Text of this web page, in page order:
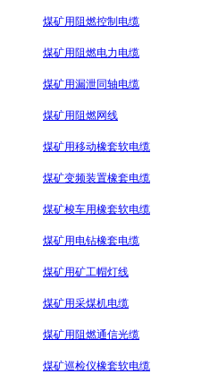
煤矿用阻燃控制电缆
煤矿用阻燃电力电缆
煤矿用漏泄同轴电缆
煤矿用阻燃网线
煤矿用移动橡套软电缆
煤矿变频装置橡套电缆
煤矿梭车用橡套软电缆
煤矿用电钻橡套电缆
煤矿用矿工帽灯线
煤矿用采煤机电缆
煤矿用阻燃通信光缆
煤矿巡检仪橡套软电缆